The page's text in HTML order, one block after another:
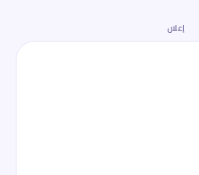
إعلان